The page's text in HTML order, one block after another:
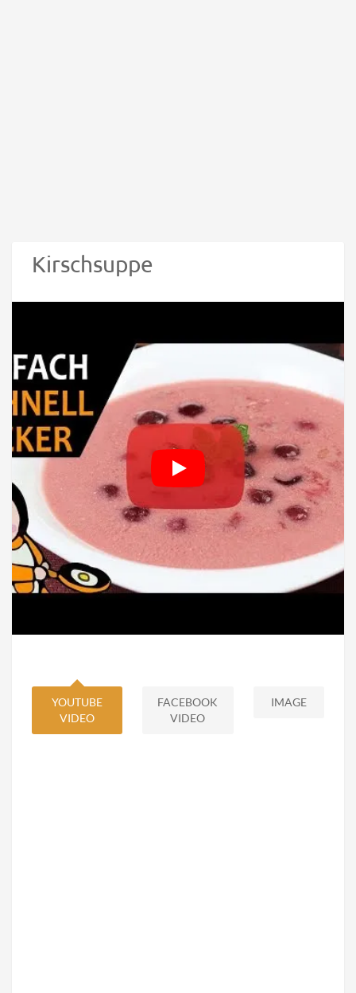
Kirschsuppe
YOUTUBE
VIDEO
FACEBOOK
VIDEO
IMAGE